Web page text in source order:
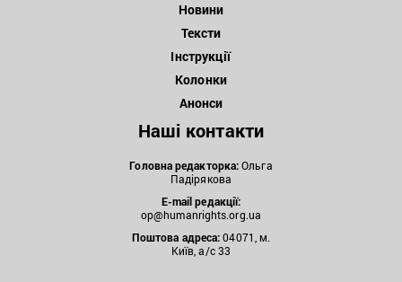
Новини
Тексти
Інструкції
Колонки
Анонси
Наші контакти
Головна редакторка:Ольга
Падірякова
E-mail редакції:
op@humanrights.org.ua
Поштова адреса:04071, м.
Київ, а/с 33